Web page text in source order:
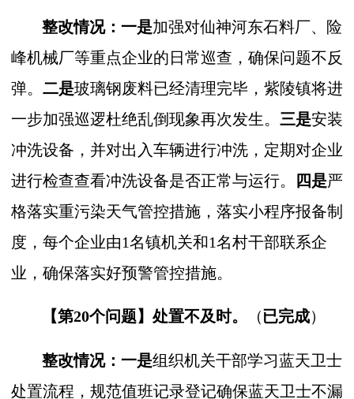
整改情况：一是加强对仙神河东石料厂、险
峰机械厂等重点企业的日常巡查，确保问题不反
弹。 二是玻璃钢废料已经清理完毕，紫陵镇将进
一步加强巡逻杜绝乱倒现象再次发生。 三是安装
冲洗设备，并对出入车辆进行冲洗，定期对企业
进行检查查看冲洗设备是否正常与运行。
四是严
格落实重污染天气管控措施，落实小程序报备制
度，每个企业由1名镇机关和1名村干部联系企
业，确保落实好预警管控措施。
【第20个问题】处置不及时。 （已完成）
整改情况：一是组织机关干部学习蓝天卫士
处置流程，规范值班记录登记确保蓝天卫士不漏